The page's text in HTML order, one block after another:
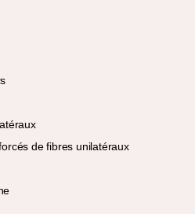
de fibres unilatéraux